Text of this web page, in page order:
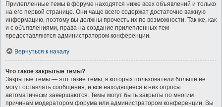
Прилепленные темы в форуме находятся ниже всех объявлений и только
на его первой странице. Они чаще всего содержат достаточно важную
информацию, поэтому вы должны прочесть их по возможности. Так же, как
и с объявлениями, права на создание прилепленных тем
предоставляются администратором конференции.
Вернуться к началу
Что такое закрытые темы?
Закрытые темы — это такие темы, в которых пользователи больше не
могут оставлять сообщения, и все находящиеся в них опросы
автоматически завершаются. Темы могут быть закрыты по многим
причинам модератором форума или администратором конференции. Вы